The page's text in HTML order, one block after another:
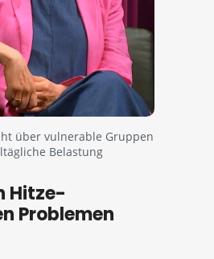
über vulnerable Gruppen
Belastung
Hitze-
Problemen